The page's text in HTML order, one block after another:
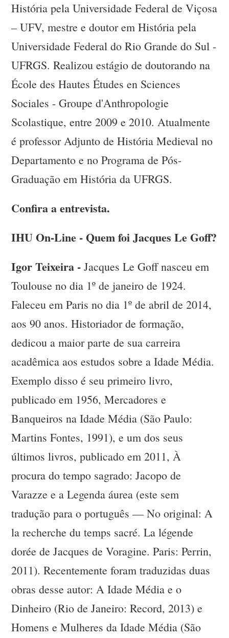
História pela Universidade Federal de Viçosa
– UFV, mestre e doutor em História pela
Universidade Federal do Rio Grande do Sul -
UFRGS. Realizou estágio de doutorando na
École des Hautes Études en Sciences
Sociales - Groupe d'Anthropologie
Scolastique, entre 2009 e 2010. Atualmente
é professor Adjunto de História Medieval no
Departamento e no Programa de Pós-
Graduação em História da UFRGS.
Confira a entrevista.
IHU On-Line - Quem foi Jacques Le Goff?
Igor Teixeira - Jacques Le Goff nasceu em
Toulouse no dia 1º de janeiro de 1924.
Faleceu em Paris no dia 1º de abril de 2014,
aos 90 anos. Historiador de formação,
dedicou a maior parte de sua carreira
acadêmica aos estudos sobre a Idade Média.
Exemplo disso é seu primeiro livro,
publicado em 1956, Mercadores e
Banqueiros na Idade Média (São Paulo:
Martins Fontes, 1991), e um dos seus
últimos livros, publicado em 2011, À
procura do tempo sagrado: Jacopo de
Varazze e a Legenda áurea (este sem
tradução para o português — No original: A
la recherche du temps sacré. La légende
dorée de Jacques de Voragine. Paris: Perrin,
2011). Recentemente foram traduzidas duas
obras desse autor: A Idade Média e o
Dinheiro (Rio de Janeiro: Record, 2013) e
Homens e Mulheres da Idade Média (São